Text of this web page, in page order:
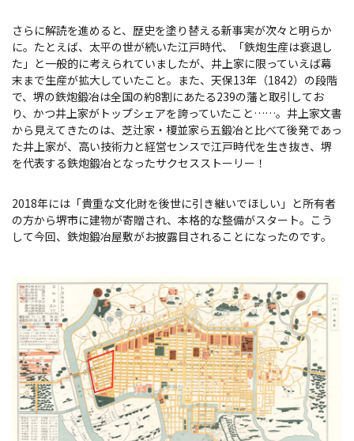
リンク集
for Business
さらに解読を進めると、歴史を塗り替える新事実が次々と明らか
に。たとえば、太平の世が続いた江戸時代、「鉄炮生産は衰退し
た」と一般的に考えられていましたが、井上家に限っていえば幕
末まで生産が拡大していたこと。また、天保13年（1842）の段階
で、堺の鉄炮鍛冶は全国の約8割にあたる239の藩と取引してお
り、かつ井上家がトップシェアを誇っていたこと……。井上家文書
から見えてきたのは、芝辻家・榎並家ら五鍛冶と比べて後発であっ
た井上家が、高い技術力と経営センスで江戸時代を生き抜き、堺
を代表する鉄炮鍛冶となったサクセスストーリー！
2018年には「貴重な文化財を後世に引き継いでほしい」と所有者
の方から堺市に建物が寄贈され、本格的な整備がスタート。こう
して今回、鉄炮鍛冶屋敷がお披露目されることになったのです。